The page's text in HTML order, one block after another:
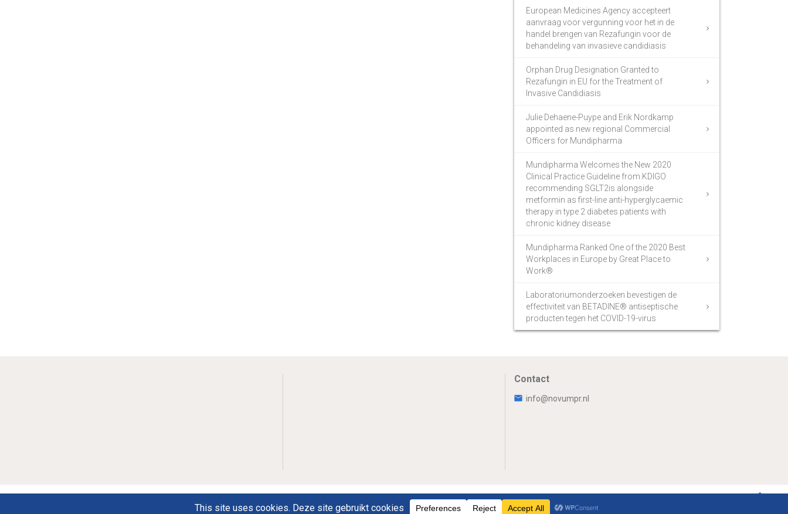
European Medicines Agency accepteert
aanvraag voor vergunning voor het in de
handel brengen van Rezafungin voor de
behandeling van invasieve candidiasis
Orphan Drug Designation Granted to
Rezafungin in EU for the Treatment of
Invasive Candidiasis
Julie Dehaene-Puype and Erik Nordkamp
appointed as new regional Commercial
Officers for Mundipharma
Mundipharma Welcomes the New 2020
Clinical Practice Guideline from KDIGO
recommending SGLT2is alongside
metformin as first-line anti-hyperglycaemic
therapy in type 2 diabetes patients with
chronic kidney disease
Mundipharma Ranked One of the 2020 Best
Workplaces in Europe by Great Place to
Work®
Laboratoriumonderzoeken bevestigen de
effectiviteit van BETADINE® antiseptische
producten tegen het COVID-19-virus
Contact
info@novumpr.nl
Novumpr © 2025